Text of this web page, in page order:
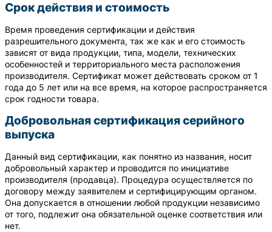
Срок действия и стоимость
Время проведения сертификации и действия
разрешительного документа, так же как и его стоимость
зависят от вида продукции, типа, модели, технических
особенностей и территориального места расположения
производителя. Сертификат может действовать сроком от 1
года до 5 лет или на все время, на которое распространяется
срок годности товара.
Добровольная сертификация серийного
выпуска
Данный вид сертификации, как понятно из названия, носит
добровольный характер и проводится по инициативе
производителя (продавца). Процедура осуществляется по
договору между заявителем и сертифицирующим органом.
Она допускается в отношении любой продукции независимо
от того, подлежит она обязательной оценке соответствия или
нет.